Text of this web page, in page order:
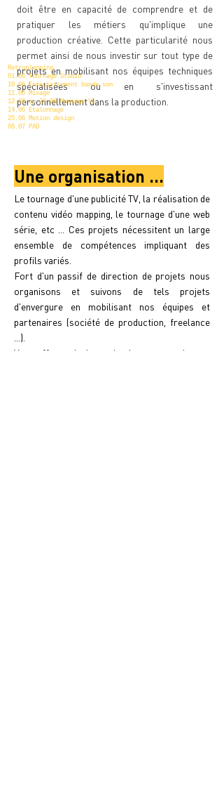
doit être en capacité de comprendre et de
pratiquer les métiers qu'implique une
production créative. Cette particularité nous
permet ainsi de nous investir sur tout type de
projets en mobilisant nos équipes techniques
spécialisées ou en s'investissant
personnellement dans la production.
Retroplanning
01.06 Tournage Studio
10.06 Enregistrement bande son
11.06 Mixage
12.06 au 20.06 Montage V1
14.06 Etalonnage
25.06 Motion design
05.07 PAD
Une organisation ...
Le tournage d'une publicité TV, la réalisation de
contenu vidéo mapping, le tournage d'une web
série, etc ... Ces projets nécessitent un large
ensemble de compétences impliquant des
profils variés.
Fort d'un passif de direction de projets nous
organisons et suivons de tels projets
d'envergure en mobilisant nos équipes et
partenaires (société de production, freelance
...).
Vous offrant ainsi un point de contact unique et